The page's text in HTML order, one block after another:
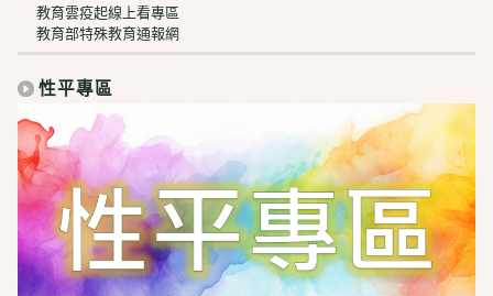
教育雲疫起線上看專區
教育部特殊教育通報網
性平專區